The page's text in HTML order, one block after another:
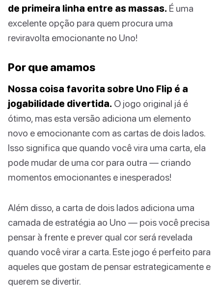
de primeira linha entre as massas. É uma
excelente opção para quem procura uma
reviravolta emocionante no Uno!
Por que amamos
Nossa coisa favorita sobre Uno Flip é a
jogabilidade divertida. O jogo original já é
ótimo, mas esta versão adiciona um elemento
novo e emocionante com as cartas de dois lados.
Isso significa que quando você vira uma carta, ela
pode mudar de uma cor para outra — criando
momentos emocionantes e inesperados!
Além disso, a carta de dois lados adiciona uma
camada de estratégia ao Uno — pois você precisa
pensar à frente e prever qual cor será revelada
quando você virar a carta. Este jogo é perfeito para
aqueles que gostam de pensar estrategicamente e
querem se divertir.